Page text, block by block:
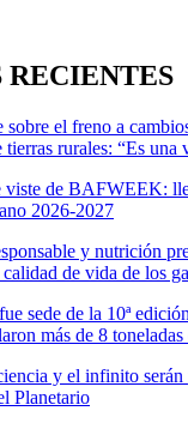
RECIENTES
sobre el freno a
rurales: “Es una
viste de BAFWEEK:
2026-2027
y nutrición
de vida de los
sede de la 10ª
más de 8
y el infinito serán
Planetario